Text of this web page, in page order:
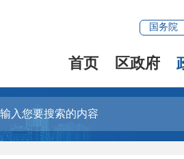
国务院
首页 区政府